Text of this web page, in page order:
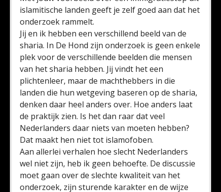
islamitische landen geeft je zelf goed aan dat het
onderzoek rammelt.
Jij en ik hebben een verschillend beeld van de
sharia. In De Hond zijn onderzoek is geen enkele
plek voor de verschillende beelden die mensen
van het sharia hebben. Jij vindt het een
plichtenleer, maar de machthebbers in die
landen die hun wetgeving baseren op de sharia,
denken daar heel anders over. Hoe anders laat
de praktijk zien. Is het dan raar dat veel
Nederlanders daar niets van moeten hebben?
Dat maakt hen niet tot islamofoben.
Aan allerlei verhalen hoe slecht Nederlanders
wel niet zijn, heb ik geen behoefte. De discussie
moet gaan over de slechte kwaliteit van het
onderzoek, zijn sturende karakter en de wijze